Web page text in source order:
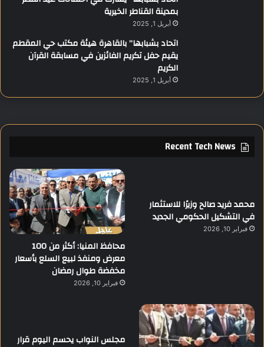
بمدينة القناطر الخيرية
أبريل 1, 2025
اتحاد بشبابها” بالقاهرة هيئة مكتب حي المقطم
يقيم حفل تكريم الفائزين في مسابقة القرآن
الكريم
أبريل 1, 2025
Recent Tech News
محمد فريد صالح وزيرًا للاستثمار
في التشكيل الحكومي الجديد
فبراير 10, 2026
محافظ المنيا: أكثر من 100
معرض ومنفذ لبيع السلع بأسعار
مخفضة طوال رمضان
فبراير 10, 2026
مجلس النواب يحسم اليوم قرار